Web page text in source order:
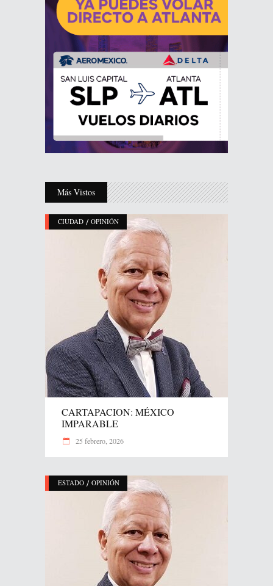
Más Vistos
CIUDAD / OPINIÓN
CARTAPACION: MÉXICO
IMPARABLE
25 febrero, 2026
ESTADO / OPINIÓN